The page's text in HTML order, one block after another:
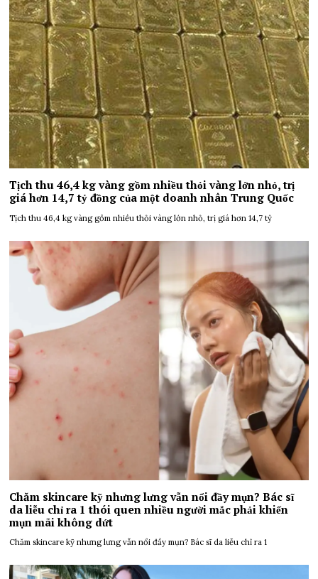
Tịch thu 46,4 kg vàng gồm nhiều thỏi vàng lớn nhỏ, trị
giá hơn 14,7 tỷ đồng của một doanh nhân Trung Quốc
Tịch thu 46,4 kg vàng gồm nhiều thỏi vàng lớn nhỏ, trị giá hơn 14,7 tỷ
Chăm skincare kỹ nhưng lưng vẫn nổi đầy mụn? Bác sĩ
da liễu chỉ ra 1 thói quen nhiều người mắc phải khiến
mụn mãi không dứt
Chăm skincare kỹ nhưng lưng vẫn nổi đầy mụn? Bác sĩ da liễu chỉ ra 1